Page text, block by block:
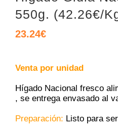
550g. (42.26€/
23.24€
Venta por unidad
Hígado Nacional fresco
, se entrega envasado al
Preparación: Listo para